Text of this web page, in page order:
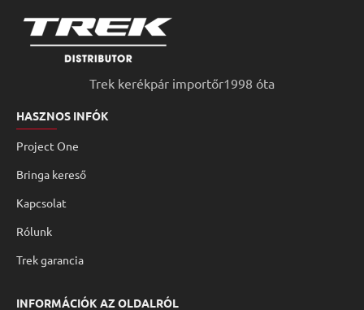
Trek kerékpár importőr1998 óta
HASZNOS INFÓK
Project One
Bringa kereső
Kapcsolat
Rólunk
Trek garancia
INFORMÁCIÓK AZ OLDALRÓL